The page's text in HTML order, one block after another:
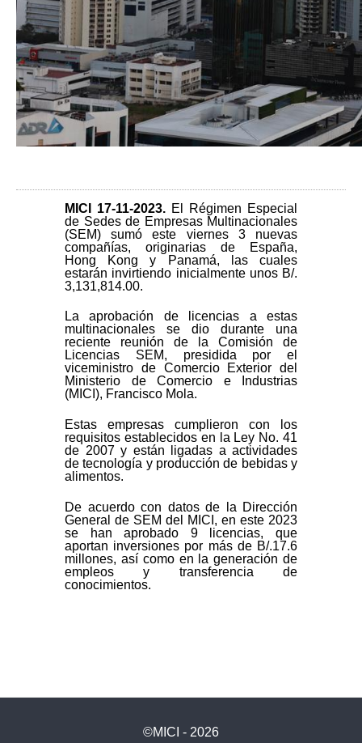
MICI 17-11-2023. El Régimen Especial
de Sedes de Empresas Multinacionales
(SEM) sumó este viernes 3 nuevas
compañías, originarias de España,
Hong Kong y Panamá, las cuales
estarán invirtiendo inicialmente unos B/.
3,131,814.00.
La aprobación de licencias a estas
multinacionales se dio durante una
reciente reunión de la Comisión de
Licencias SEM, presidida por el
viceministro de Comercio Exterior del
Ministerio de Comercio e Industrias
(MICI), Francisco Mola.
Estas empresas cumplieron con los
requisitos establecidos en la Ley No. 41
de 2007 y están ligadas a actividades
de tecnología y producción de bebidas y
alimentos.
De acuerdo con datos de la Dirección
General de SEM del MICI, en este 2023
se han aprobado 9 licencias, que
aportan inversiones por más de B/.17.6
millones, así como en la generación de
empleos y transferencia de
conocimientos.
©MICI - 2026